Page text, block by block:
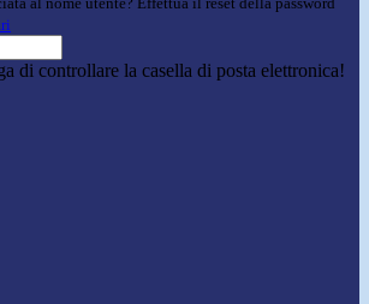
di controllare la casella di posta elettronica!